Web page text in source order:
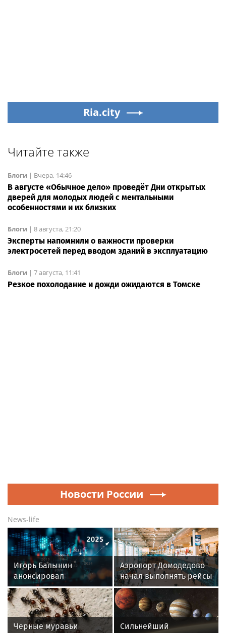
Ria.city
Читайте также
Блоги | Вчера, 14:46
В августе «Обычное дело» проведёт Дни открытых
дверей для молодых людей с ментальными
особенностями и их близких
Блоги | 8 августа, 21:20
Эксперты напомнили о важности проверки
электросетей перед вводом зданий в эксплуатацию
Блоги | 7 августа, 11:41
Резкое похолодание и дожди ожидаются в Томске
Новости России
News-life
Игорь Балынин
анонсировал
шестидневную
рабочую неделю в 2027
году
Аэропорт Домодедово
начал выполнять рейсы
по согласованию
Черные муравьи
Сильнейший